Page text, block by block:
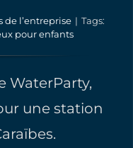
de l’entreprise | Tags:
pour enfants
WaterParty,
une station